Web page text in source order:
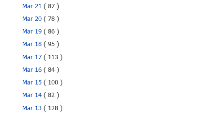
Mar 21( 87 )
Mar 20( 78 )
Mar 19( 86 )
Mar 18( 95 )
Mar 17( 113 )
Mar 16( 84 )
Mar 15( 100 )
Mar 14( 82 )
Mar 13( 128 )